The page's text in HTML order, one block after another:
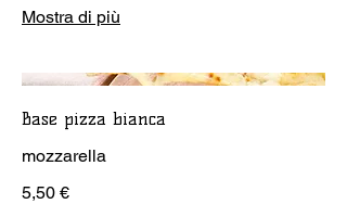
Mostra di più
Base pizza bianca
mozzarella
5,50 €